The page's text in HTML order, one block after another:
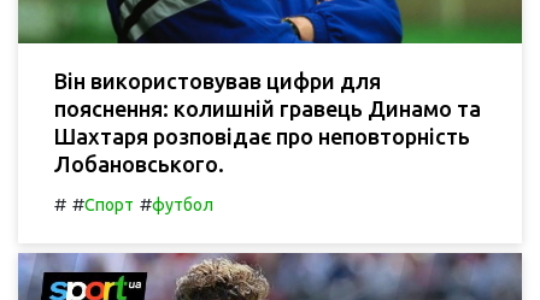
Він використовував цифри для
пояснення: колишній гравець Динамо та
Шахтаря розповідає про неповторність
Лобановського.
# #Спорт #футбол